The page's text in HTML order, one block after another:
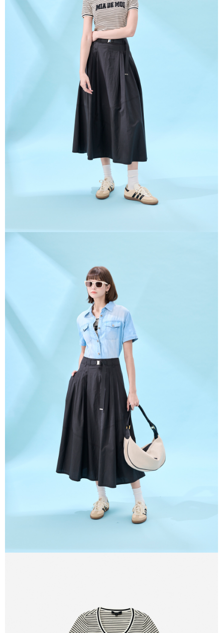
３．未成年的使用者請事先徵得法定代理人或監護人之同意方可使用
「AFTEE先享後付」，若未經同意申辦者引起之損失，本公司不負相關責
４．使用「AFTEE先享後付」時，將依據個別帳號之用戶狀況，依本公司即
時審查核予不同之上限額度；若仍有額度不足之情形，本公司將視審查結果
５．嚴禁一人註冊多個帳號或使用他人資訊註冊。若發現惡意使用之情形，
恩沛科技股份有限公司將有權停止該用戶之使用額度並採取法律行動。